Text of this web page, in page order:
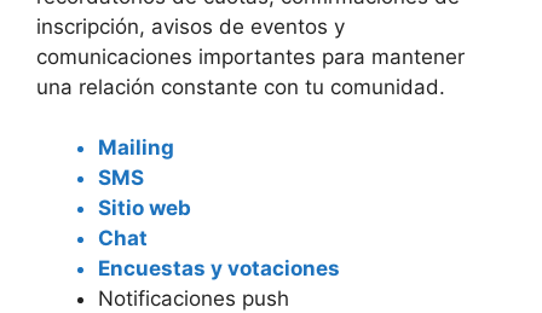
inscripción, avisos de eventos y
comunicaciones importantes para mantener
una relación constante con tu comunidad.
Mailing
SMS
Sitio web
Chat
Encuestas y votaciones
Notificaciones push